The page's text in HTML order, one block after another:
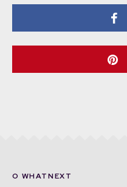
O WHATNEXT